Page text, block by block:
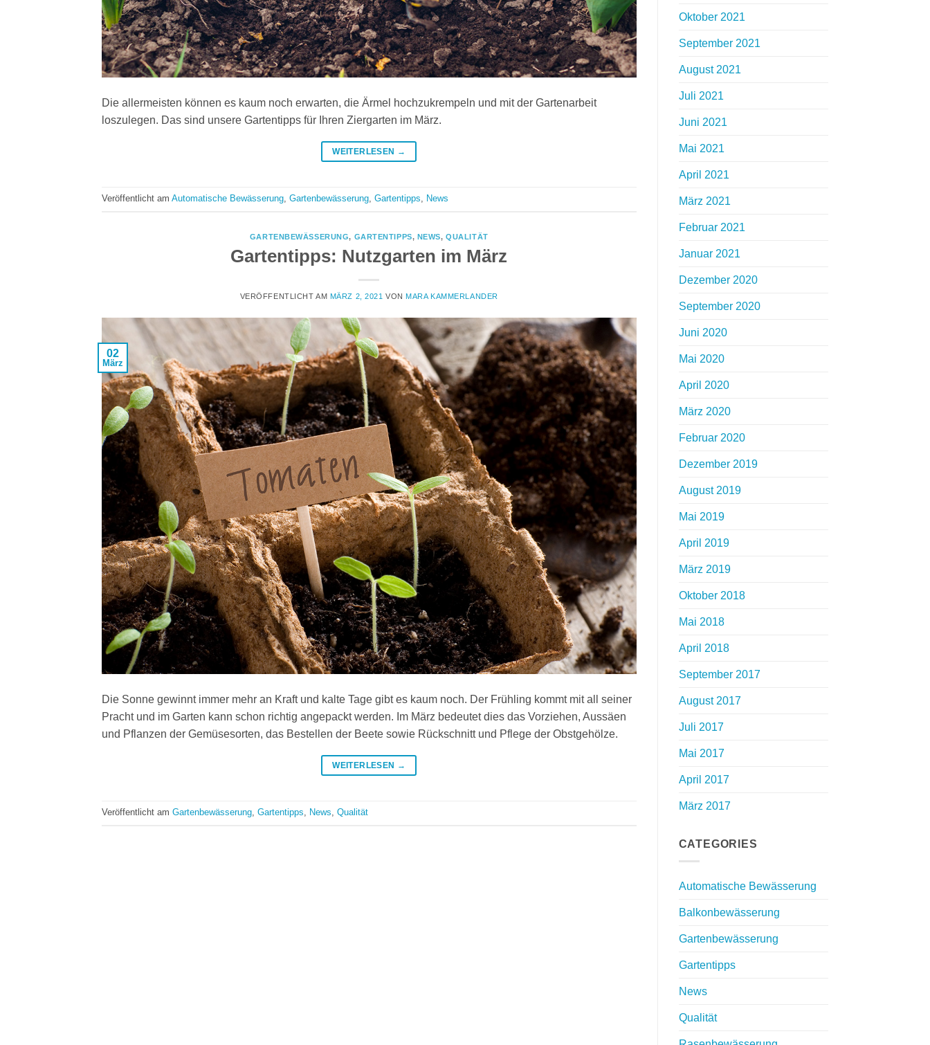
Die allermeisten können es kaum noch erwarten, die Ärmel hochzukrempeln und mit der Gartenarbeit
loszulegen. Das sind unsere Gartentipps für Ihren Ziergarten im März.
WEITERLESEN →
Veröffentlicht am Automatische Bewässerung, Gartenbewässerung, Gartentipps, News
GARTENBEWÄSSERUNG, GARTENTIPPS, NEWS,QUALITÄT
Gartentipps: Nutzgarten im März
VERÖFFENTLICHT AM MÄRZ 2, 2021 VONMARA KAMMERLANDER
02
März
Die Sonne gewinnt immer mehr an Kraft und kalte Tage gibt es kaum noch. Der Frühling kommt mit all seiner
Pracht und im Garten kann schon richtig angepackt werden. Im März bedeutet dies das Vorziehen, Aussäen
und Pflanzen der Gemüsesorten, das Bestellen der Beete sowie Rückschnitt und Pflege der Obstgehölze.
WEITERLESEN →
Veröffentlicht am Gartenbewässerung, Gartentipps, News, Qualität
Oktober 2021
September 2021
August 2021
Juli 2021
Juni 2021
Mai 2021
April 2021
März 2021
Februar 2021
Januar 2021
Dezember 2020
September 2020
Juni 2020
Mai 2020
April 2020
März 2020
Februar 2020
Dezember 2019
August 2019
Mai 2019
April 2019
März 2019
Oktober 2018
Mai 2018
April 2018
September 2017
August 2017
Juli 2017
Mai 2017
April 2017
März 2017
CATEGORIES
Automatische Bewässerung
Balkonbewässerung
Gartenbewässerung
Gartentipps
News
Qualität